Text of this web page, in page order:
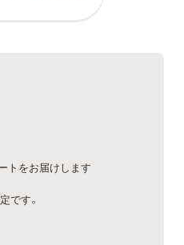
トをお届けします
です。